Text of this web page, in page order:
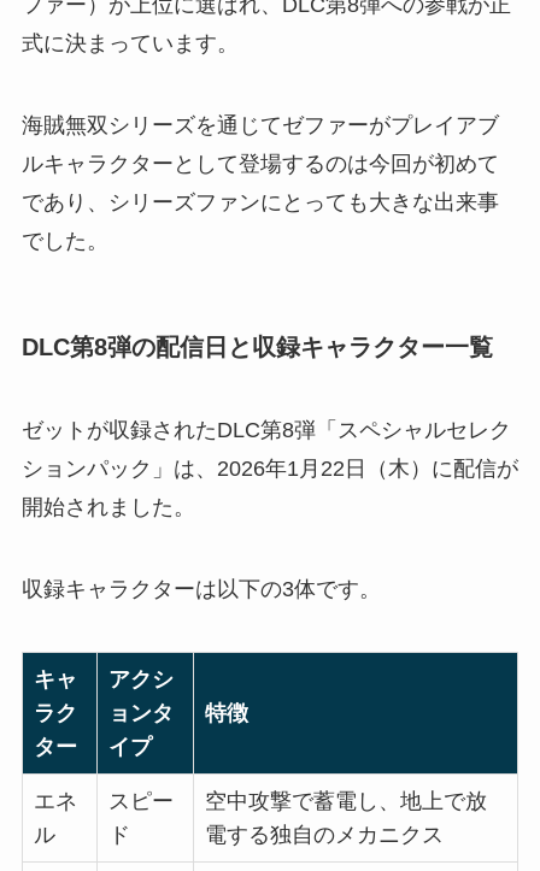
式に決まっています。
海賊無双シリーズを通じてゼファーがプレイアブ
ルキャラクターとして登場するのは今回が初めて
であり、シリーズファンにとっても大きな出来事
でした。
DLC第8弾の配信日と収録キャラクター一覧
ゼットが収録されたDLC第8弾「スペシャルセレク
ションパック」は、2026年1月22日（木）に配信が
開始されました。
収録キャラクターは以下の3体です。
キャ
ラク
ター
アクシ
ョンタ
イプ
特徴
エネ
ル
スピー
ド
空中攻撃で蓄電し、地上で放
電する独自のメカニクス